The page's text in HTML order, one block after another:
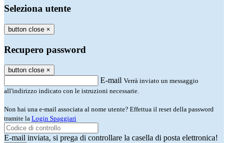
Seleziona utente
button close ×
Recupero password
button close ×
E-mail Verrà inviato un messaggio
all'indirizzo indicato con le istruzioni necessarie.
Non hai una e-mail associata al nome utente? Effettua il reset della password
tramite la Login Spaggiari
E-mail inviata, si prega di controllare la casella di posta elettronica!